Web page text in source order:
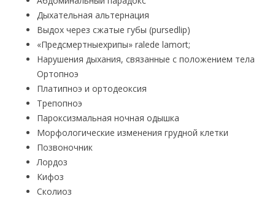
Дыхательная альтернация
Выдох через сжатые губы (pursedlip)
«Предсмертныехрипы» ralede lamort;
Нарушения дыхания, связанные с положением тела
Ортопноэ
Платипноэ и ортодеоксия
Трепопноэ
Пароксизмальная ночная одышка
Морфологические изменения грудной клетки
Позвоночник
Лордоз
Кифоз
Сколиоз